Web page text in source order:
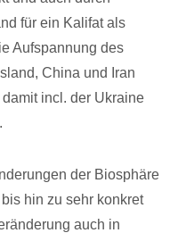
für ein Kalifat als
Aufspannung des
China und Iran
incl. der Ukraine
.
der Biosphäre
hin zu sehr konkret
auch in